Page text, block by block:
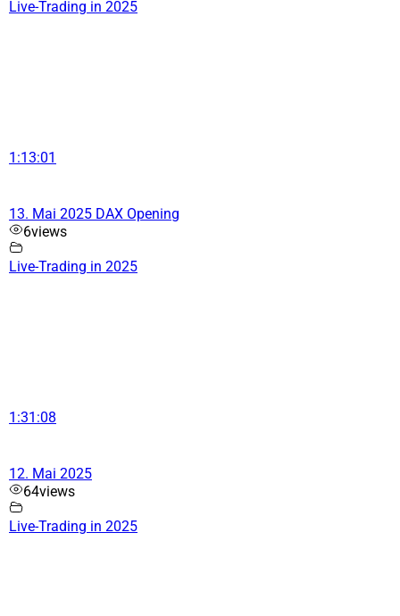
Live-Trading in 2025
1:13:01
13. Mai 2025 DAX Opening
6views
Live-Trading in 2025
1:31:08
12. Mai 2025
64views
Live-Trading in 2025